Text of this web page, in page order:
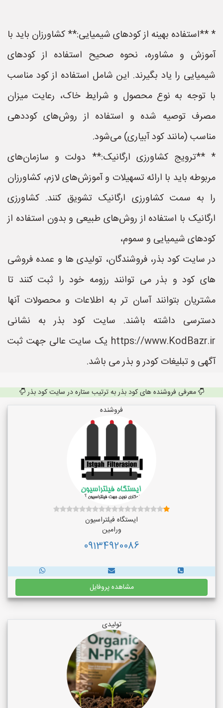
* **استفاده بهینه از کودهای شیمیایی:** کشاورزان باید با
آموزش و مشاوره، نحوه صحیح استفاده از کودهای
شیمیایی را یاد بگیرند. این شامل استفاده از کود مناسب
با توجه به نوع محصول و شرایط خاک، رعایت میزان
مصرف توصیه شده و استفاده از روش‌های کوددهی
مناسب (مانند کود آبیاری) می‌شود.
* **ترویج کشاورزی ارگانیک:** دولت و سازمان‌های
مربوطه باید با ارائه تسهیلات و آموزش‌های لازم، کشاورزان
را به سمت کشاورزی ارگانیک تشویق کنند. کشاورزی
ارگانیک با استفاده از روش‌های طبیعی و بدون استفاده از
کودهای شیمیایی و سموم،
در سایت کود بذر، فروشندگان، تولیدی ها و عمده فروشی
های کود و بذر می توانند رزومه خود را ثبت کنند تا
مشتریان بتوانند آسان تر به اطلاعات و محصولات آنها
دسترسی داشته باشند. سایت کود بذر به نشانی
https://www.KodBazr.ir یک سایت عالی جهت ثبت
آگهی و تبلیغات کودر و بذر می باشد.
معرفی فروشنده های کود بذر به ترتیب ستاره در سایت کود بذر
فروشنده
ایستگاه فیلتراسیون
ورامین
09134920086
مشاهده پروفایل
تولیدی